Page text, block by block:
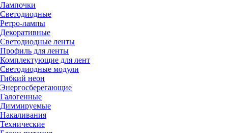
Лампочки
Светодиодные
Ретро-лампы
Декоративные
Светодиодные ленты
Профиль для ленты
Комплектующие для лент
Светодиодные модули
Гибкий неон
Энергосберегающие
Галогенные
Диммируемые
Накаливания
Технические